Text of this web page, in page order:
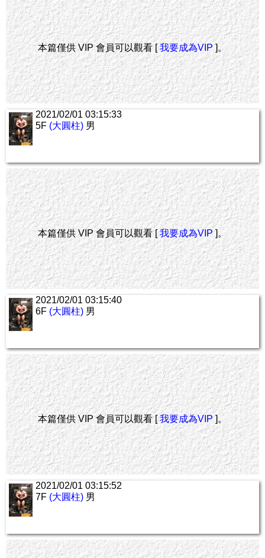
本篇僅供 VIP 會員可以觀看 [我要成為VIP]。
2021/02/01 03:15:33
5F (大圓柱) 男
本篇僅供 VIP 會員可以觀看 [我要成為VIP]。
2021/02/01 03:15:40
6F (大圓柱) 男
本篇僅供 VIP 會員可以觀看 [我要成為VIP]。
2021/02/01 03:15:52
7F (大圓柱) 男